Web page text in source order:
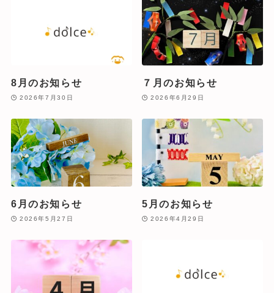
8月のお知らせ
2026年7月30日
７月のお知らせ
2026年6月29日
6月のお知らせ
2026年5月27日
5月のお知らせ
2026年4月29日